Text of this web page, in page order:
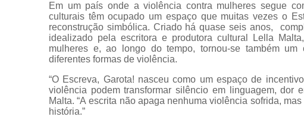
Em um país onde a violência contra mulheres segue
culturais têm ocupado um espaço que muitas vezes o
reconstrução simbólica. Criado há quase seis anos,
idealizado pela escritora e produtora cultural Lella
mulheres e, ao longo do tempo, tornou-se também
diferentes formas de violência.
“O Escreva, Garota! nasceu como um espaço de
violência podem transformar silêncio em linguagem, dor
Malta. “A escrita não apaga nenhuma violência sofrida,
história.”